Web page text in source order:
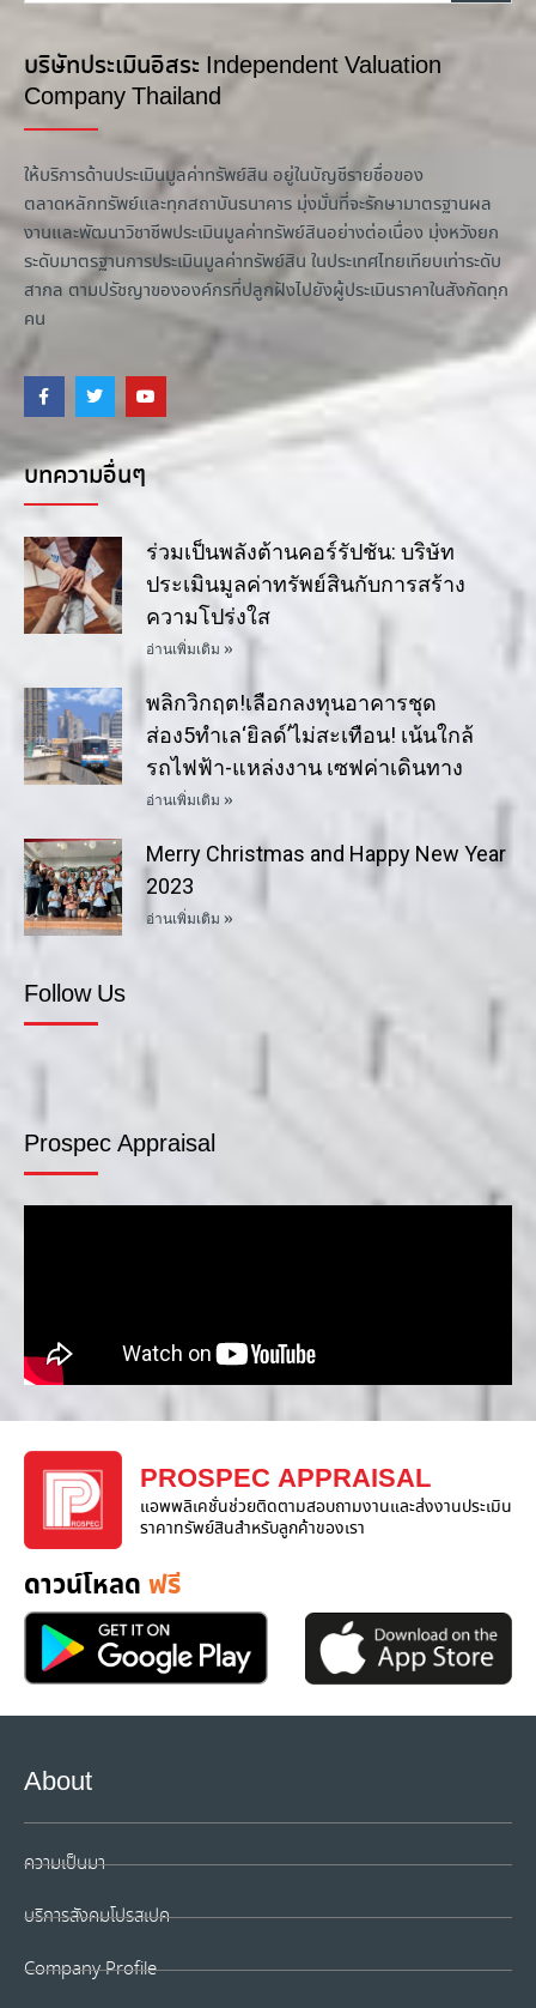
บริษัทประเมินอิสระ Independent Valuation
Company Thailand
ให้บริการด้านประเมินมูลค่าทรัพย์สิน อยู่ในบัญชีรายชื่อของ
ตลาดหลักทรัพย์และทุกสถาบันธนาคาร มุ่งมั่นที่จะรักษามาตรฐานผล
งานและพัฒนาวิชาชีพประเมินมูลค่าทรัพย์สินอย่างต่อเนื่อง มุ่งหวังยก
ระดับมาตรฐานการประเมินมูลค่าทรัพย์สิน ในประเทศไทยเทียบเท่าระดับ
สากล ตามปรัชญาขององค์กรที่ปลูกฝังไปยังผู้ประเมินราคาในสังกัดทุก
คน
บทความอื่นๆ
ร่วมเป็นพลังต้านคอร์รัปชัน: บริษัท
ประเมินมูลค่าทรัพย์สินกับการสร้าง
ความโปร่งใส
อ่านเพิ่มเติม »
พลิกวิกฤต!เลือกลงทุนอาคารชุด
ส่อง5ทำเล‘ยิลด์’ไม่สะเทือน! เน้นใกล้
รถไฟฟ้า-แหล่งงาน เซฟค่าเดินทาง
อ่านเพิ่มเติม »
Merry Christmas and Happy New Year
2023
อ่านเพิ่มเติม »
Follow Us
Prospec Appraisal
PROSPEC APPRAISAL
แอพพลิเคชั่นช่วยติดตามสอบถามงานและส่งงานประเมิน
ราคาทรัพย์สินสำหรับลูกค้าของเรา
ดาวน์โหลด ฟรี
About
ความเป็นมา
บริการสังคมโปรสเปค
Company Profile